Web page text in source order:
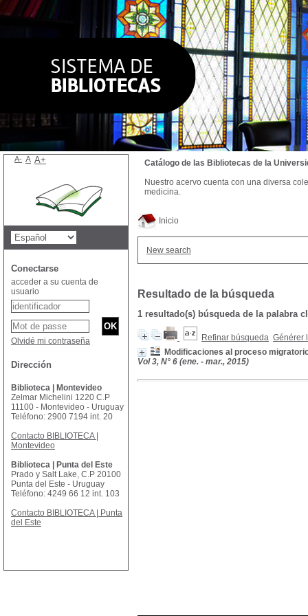
Inicio
New search
Resultado de la búsqueda
1 resultado(s) búsqueda de la palabra
Refinar búsqueda Générer
Modificaciones al proceso
Vol 3, N° 6 (ene. - mar., 2015)
Catálogo de las Bibliotecas de la
Nuestro acervo cuenta con una diversa
medicina.
A- A A+
Conectarse
acceder a su cuenta de
usuario
Olvidé mi contraseña
Dirección
Biblioteca | Montevideo
Zelmar Michelini 1220 C.P
11100 - Montevideo - Uruguay
Teléfono: 2900 7194 int. 20
Contacto BIBLIOTECA |
Montevideo
Biblioteca | Punta del Este
Prado y Salt Lake, C.P 20100
Punta del Este - Uruguay
Teléfono: 4249 66 12 int. 103
Contacto BIBLIOTECA | Punta
del Este